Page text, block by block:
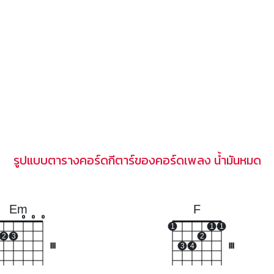
รูปแบบตารางคอร์ดกีตาร์ของคอร์ดเพลง น้ำมันหมด
Em
2 3
o o o
F
1
3 4
2
1 1